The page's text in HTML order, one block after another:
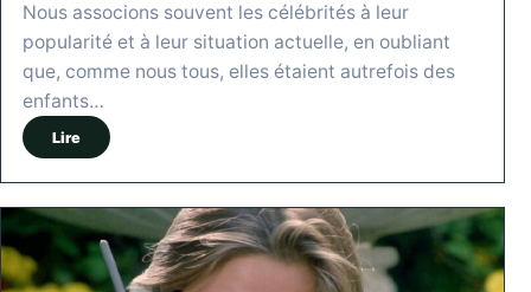
Nous associons souvent les célébrités à leur
popularité et à leur situation actuelle, en oubliant
que, comme nous tous, elles étaient autrefois des
enfants…
Lire